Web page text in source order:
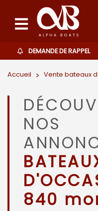
Bateaux d'occasions
L'agence
Contact
06 27 07 57
DEMANDE DE RAPPEL
Accueil > Vente bateaux
NOS
840